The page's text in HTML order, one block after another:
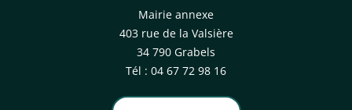
Mairie annexe
403 rue de la Valsière
34 790 Grabels
Tél : 04 67 72 98 16